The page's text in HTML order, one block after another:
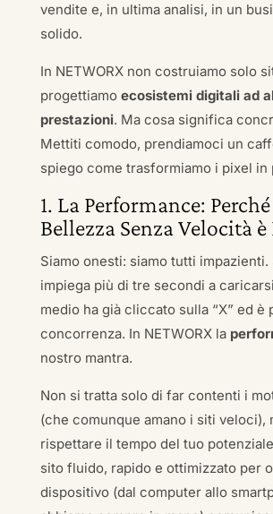
vendite e, in ultima analisi, in un
solido.
In NETWORX non costruiamo solo
progettiamo ecosistemi digitali ad
prestazioni. Ma cosa significa
Mettiti comodo, prendiamoci un
spiego come trasformiamo i pixel in
1. La Performance:
Bellezza Senza Velocità
Siamo onesti: siamo tutti impazienti.
impiega più di tre secondi a
medio ha già cliccato sulla “X” ed è
concorrenza. In NETWORX la
nostro mantra.
Non si tratta solo di far contenti i
(che comunque amano i siti veloci),
rispettare il tempo del tuo
sito fluido, rapido e ottimizzato per
dispositivo (dal computer allo